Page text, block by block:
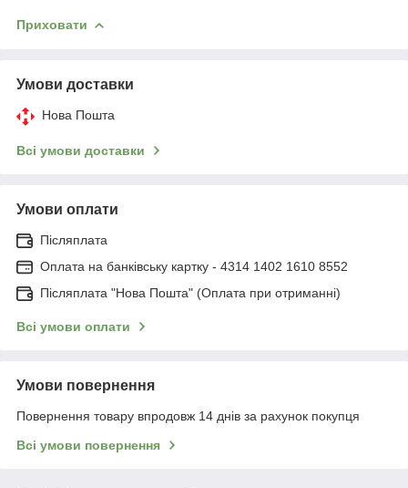
Приховати
Умови доставки
Нова Пошта
Всі умови доставки
Умови оплати
Післяплата
Оплата на банківську картку - 4314 1402 1610 8552
Післяплата "Нова Пошта" (Оплата при отриманні)
Всі умови оплати
Умови повернення
Повернення товару впродовж 14 днів за рахунок покупця
Всі умови повернення